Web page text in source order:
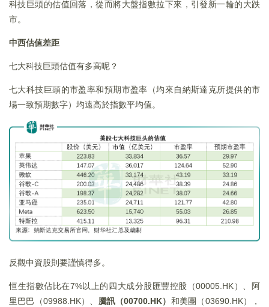
科技巨頭的估值回落，從而將大盤指數拉下來，引發新一輪的大跌
市。
中西估值差距
七大科技巨頭估值有多高呢？
七大科技巨頭的市盈率和預期市盈率（均來自納斯達克所提供的市
場一致預期數字）均遠高於指數平均值。
反觀中資股則要謹慎得多。
恒生指數佔比在7%以上的四大成分股匯豐控股（00005.HK）、阿
里巴巴（09988.HK）、 騰訊（00700.HK） 和美團（03690.HK），